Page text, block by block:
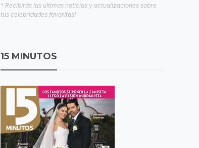
* Recibirás las últimas noticias y actualizaciones sobre
tus celebridades favoritas!
15 MINUTOS